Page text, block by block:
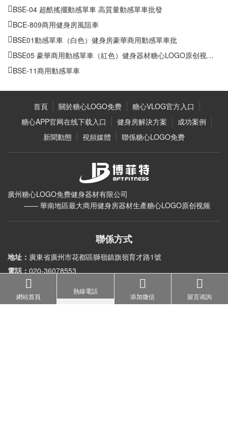
BSE-04 超酷搖擺動感單車 高質量動感單車批發
BCE-809商用健身房風阻車
BSE01動感單車（白色）健身房豪華商用動感單車批
BSE05 豪華商用動感單車（紅色）健身器材糖心LOGO原创视频批
BSE-11商用動感單車
首頁 關於糖心LOGO免费
糖心VLOG官方入口
糖心APP官网在线下载入口
健身房解決方案
成功案例
新聞動態
視頻媒體 聯係糖心LOGO免费
廣州糖心LOGO免费健身器材有限公司
—— 華南地區最大商用健身房器材生產糖心LOGO原创视频
聯係方式
地址： 廣東省廣州市花都區獅嶺鎮旗嶺育才路1號
電話：020-36078553
郵箱：admin@bft-fitness.com
網站首頁
熱線電話
添加微信 留言谘詢